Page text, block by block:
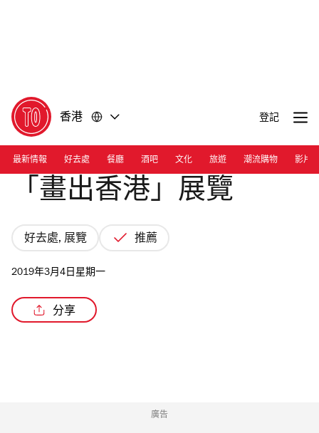
香港 登記
最新情報 好去處 餐廳 酒吧 文化 旅遊 潮流購物 影片
「畫出香港」展覽
好去處, 展覽 推薦
2019年3月4日星期一
分享
廣告